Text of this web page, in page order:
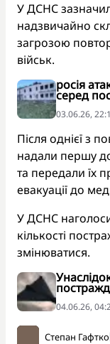
У ДСНС
надзвичайно
загрозою
військ.
росія
серед
03.06.26,
Після однієї з
надали першу
та передали їх
евакуації до
У ДСНС
кількості
змінюватися.
04.06.26,
Степан Гафтко